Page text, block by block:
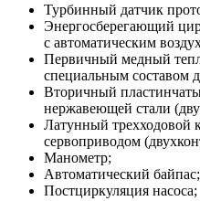
Турбинный датчик
Энергосберегающий
с автоматическим
Первичный медный
специальным составом
Вторичный
нержавеющей стали
Латунный трехходовой
сервоприводом
Манометр;
Автоматический байпас;
Постциркуляция насоса;